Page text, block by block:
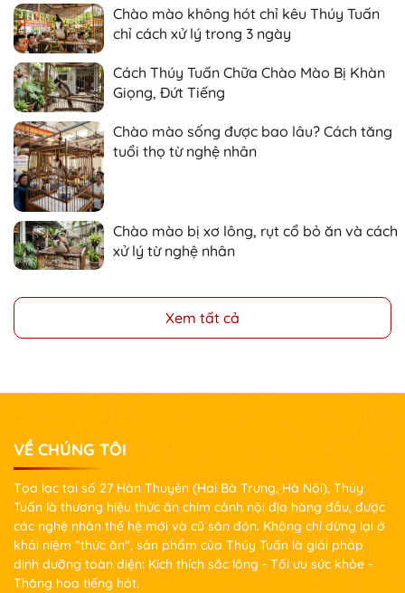
Chào mào không hót chỉ kêu Thúy Tuấn
chỉ cách xử lý trong 3 ngày
Cách Thúy Tuấn Chữa Chào Mào Bị Khàn
Giọng, Đứt Tiếng
Chào mào sống được bao lâu? Cách tăng
tuổi thọ từ nghệ nhân
Chào mào bị xơ lông, rụt cổ bỏ ăn và cách
xử lý từ nghệ nhân
Xem tất cả
VỀ CHÚNG TÔI
Tọa lạc tại số 27 Hàn Thuyên (Hai Bà Trưng, Hà Nội), Thúy
Tuấn là thương hiệu thức ăn chim cảnh nội địa hàng đầu, được
các nghệ nhân thế hệ mới và cũ săn đón. Không chỉ dừng lại ở
khái niệm "thức ăn", sản phẩm của Thúy Tuấn là giải pháp
dinh dưỡng toàn diện: Kích thích sắc lông - Tối ưu sức khỏe -
Thăng hoa tiếng hót.